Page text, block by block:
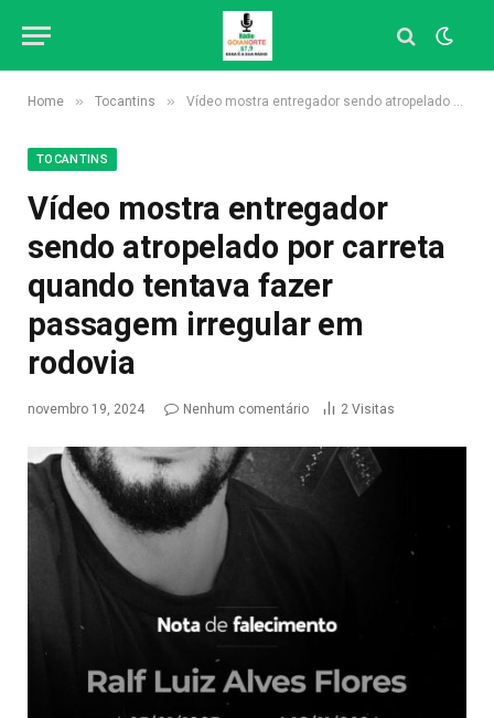
Home » Tocantins » Vídeo mostra entregador sendo atropelado por carreta quando tentava fazer passagem irregular em rodovia
TOCANTINS
Vídeo mostra entregador
sendo atropelado por carreta
quando tentava fazer
passagem irregular em
rodovia
novembro 19, 2024 Nenhum comentário 2 Visitas